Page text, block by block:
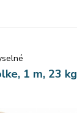
1 m, 23 kg